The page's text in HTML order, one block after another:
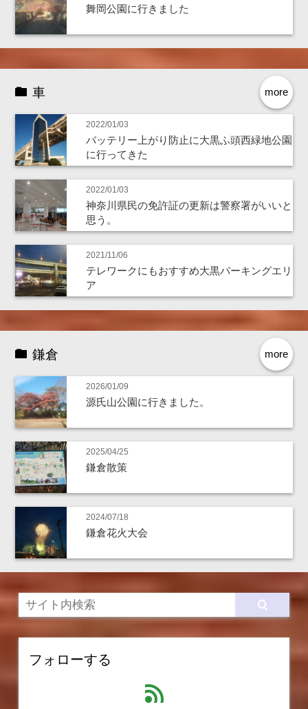
舞岡公園に行きました
more
車
2022/01/03
バッテリー上がり防止に大黒ふ頭西緑地公園
に行ってきた
2022/01/03
神奈川県民の免許証の更新は警察署がいいと
思う。
2021/11/06
テレワークにもおすすめ大黒パーキングエリ
ア
more
鎌倉
2026/01/09
源氏山公園に行きました。
2025/04/25
鎌倉散策
2024/07/18
鎌倉花火大会
フォローする
feed